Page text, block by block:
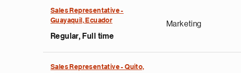
Sales Representative -
Guayaquil, Ecuador
Regular, Full time
Marketing
Sales Representative - Quito,